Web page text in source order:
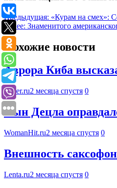
Предыдущая: «Курам на смех»:
Далее: Знаменитого
Похожие новости
Аврора Киба
Super.ru2 месяца спустя 0
Сын Децла
WomanHit.ru2 месяца спустя 0
Внешность
Lenta.ru2 месяца спустя 0